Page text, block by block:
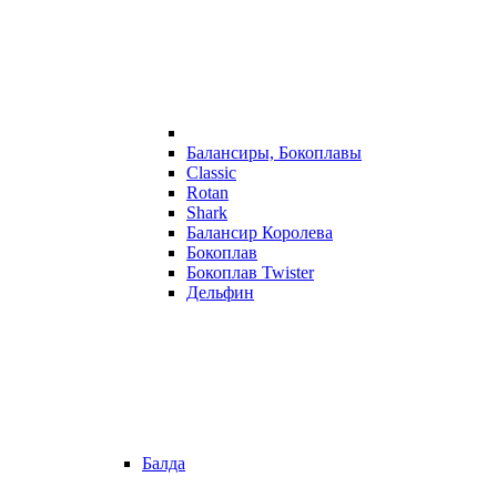
Балансиры, Бокоплавы
Classic
Rotan
Shark
Балансир Королева
Бокоплав
Бокоплав Twister
Дельфин
Балда